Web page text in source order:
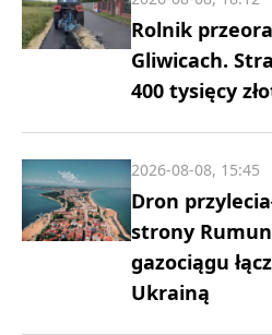
Rolnik
Gliwicach.
400 tysięcy
Dron
strony
gazociągu
Ukrainą
2026-08-08, 15:45